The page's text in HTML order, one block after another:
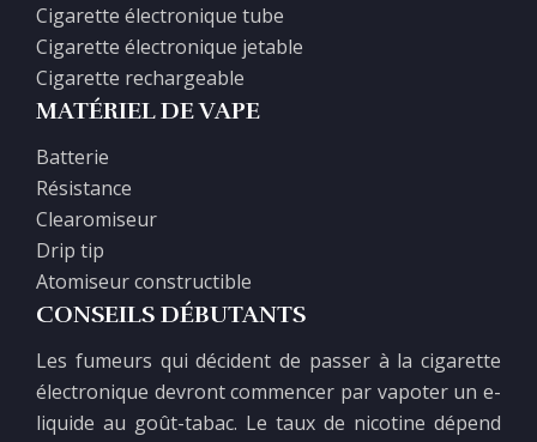
Cigarette électronique tube
Cigarette électronique jetable
Cigarette rechargeable
MATÉRIEL DE VAPE
Batterie
Résistance
Clearomiseur
Drip tip
Atomiseur constructible
CONSEILS DÉBUTANTS
Les fumeurs qui décident de passer à la cigarette
électronique devront commencer par vapoter un e-
liquide au goût-tabac. Le taux de nicotine dépend